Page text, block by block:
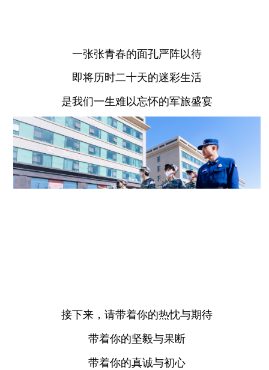
一张张青春的面孔严阵以待
即将历时二十天的迷彩生活
是我们一生难以忘怀的军旅盛宴
接下来，请带着你的热忱与期待
带着你的坚毅与果断
带着你的真诚与初心